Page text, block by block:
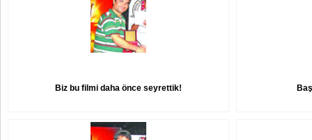
Biz bu filmi daha önce seyrettik!